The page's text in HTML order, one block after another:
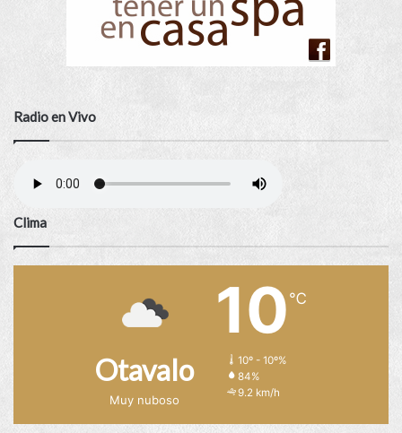
Radio en Vivo
Clima
Otavalo
Muy nuboso
10 ℃
10º - 10º%
84%
9.2 km/h